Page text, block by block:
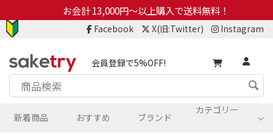
お会計 13,000円～以上購入で送料無料！
Facebook X(旧:Twitter) Instagram
会員登録で5%OFF!
カテゴリー
新着商品 おすすめ ブランド